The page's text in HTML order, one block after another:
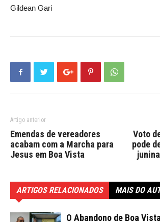
Gildean Gari
Artigo anterior
Emendas de vereadores
acabam com a Marcha para
Jesus em Boa Vista
Voto
pode
ARTIGOS RELACIONADOS MAIS DO
O Abandono de Boa